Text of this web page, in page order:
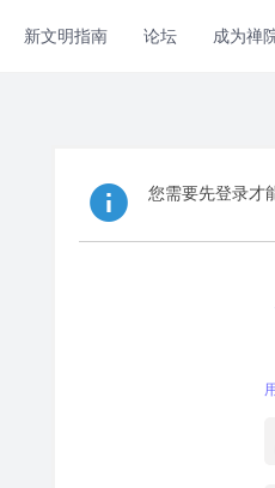
新文明指南 论坛 成为禅
您需要先登录才